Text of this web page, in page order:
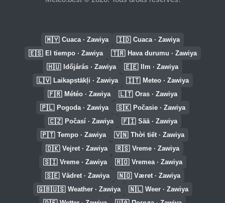
🇲🇾 Cuaca · Zawiya 🇮🇩 Cuaca · Zawiya
🇪🇸 El tiempo · Zawiya 🇹🇷 Hava durumu · Zawiya
🇭🇺 Időjárás · Zawiya 🇪🇪 Ilm · Zawiya
🇱🇻 Laikapstākļi · Zawiya 🇮🇹 Meteo · Zawiya
🇫🇷 Météo · Zawiya 🇱🇹 Oras · Zawiya
🇵🇱 Pogoda · Zawiya 🇸🇰 Počasie · Zawiya
🇨🇿 Počasí · Zawiya 🇫🇮 Sää · Zawiya
🇵🇹 Tempo · Zawiya 🇻🇳 Thời tiết · Zawiya
🇩🇰 Vejret · Zawiya 🇷🇸 Vreme · Zawiya
🇸🇮 Vreme · Zawiya 🇷🇴 Vremea · Zawiya
🇸🇪 Vädret · Zawiya 🇳🇴 Været · Zawiya
🇬🇧🇺🇸 Weather · Zawiya 🇳🇱 Weer · Zawiya